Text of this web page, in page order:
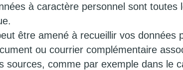
à caractère personnel sont toutes
être amené à recueillir vos
ou courrier complémentaire
sources, comme par exemple dans le